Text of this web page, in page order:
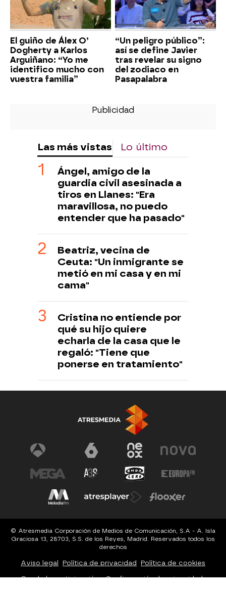
El guiño de Álex O’
Dogherty a Karlos
Arguiñano: “Yo me
identifico mucho con
vuestra familia”
“Un peligro público”:
así se define Javier
tras revelar su signo
del zodiaco en
Pasapalabra
Las más vistas Lo último
Ángel, amigo de la
guardia civil asesinada a
tiros en Llanes: "Era
maravillosa, no puedo
entender que ha pasado"
Beatriz, vecina de
Ceuta: "Un inmigrante se
metió en mi casa y en mi
cama"
Cristina no entiende por
qué su hijo quiere
echarla de la casa que le
regaló: "Tiene que
ponerse en tratamiento"
© Atresmedia Corporación de Medios de Comunicación, S.A - A. Isla
Graciosa 13, 28703, S.S. de los Reyes, Madrid. Reservados todos los
derechos
Aviso legal Política de privacidad Política de cookies
Cond. de participación Configuración de privacidad